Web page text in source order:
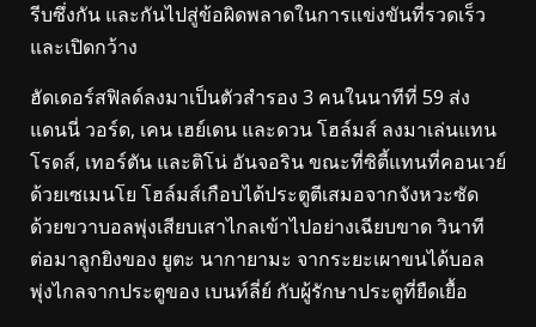
รีบซึ่งกัน และกันไปสู่ข้อผิดพลาดในการแข่งขันที่รวดเร็ว
และเปิดกว้าง
ฮัดเดอร์สฟิลด์ลงมาเป็นตัวสํารอง 3 คนในนาทีที่ 59 ส่ง
แดนนี่ วอร์ด, เคน เฮย์เดน และดวน โฮล์มส์ ลงมาเล่นแทน
โรดส์, เทอร์ตัน และติโน่ อันจอริน ขณะที่ซิตี้แทนที่คอนเวย์
ด้วยเซเมนโย โฮล์มส์เกือบได้ประตูตีเสมอจากจังหวะซัด
ด้วยขวาบอลพุ่งเสียบเสาไกลเข้าไปอย่างเฉียบขาดวินาที
ต่อมาลูกยิงของ ยูตะ นากายามะ จากระยะเผาขนได้บอล
พุ่งไกลจากประตูของ เบนท์ลี่ย์ กับผู้รักษาประตูที่ยืดเยื้อ